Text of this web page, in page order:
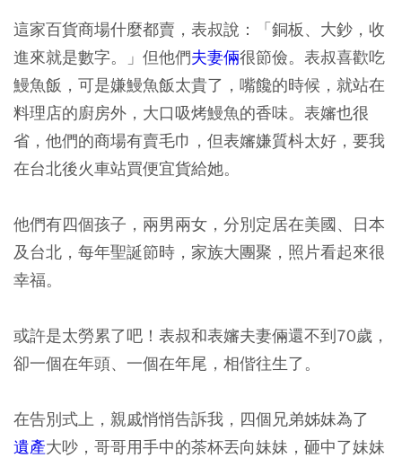
這家百貨商場什麼都賣，表叔說：「銅板、大鈔，收
進來就是數字。」但他們夫妻倆很節儉。表叔喜歡吃
鰻魚飯，可是嫌鰻魚飯太貴了，嘴饞的時候，就站在
料理店的廚房外，大口吸烤鰻魚的香味。表嬸也很
省，他們的商場有賣毛巾，但表嬸嫌質枓太好，要我
在台北後火車站買便宜貨給她。
他們有四個孩子，兩男兩女，分別定居在美國、日本
及台北，每年聖誕節時，家族大團聚，照片看起來很
幸福。
或許是太勞累了吧！表叔和表嬸夫妻倆還不到70歲，
卻一個在年頭、一個在年尾，相偕往生了。
在告別式上，親戚悄悄告訴我，四個兄弟姊妹為了
遺產大吵，哥哥用手中的茶杯丟向妹妹，砸中了妹妹